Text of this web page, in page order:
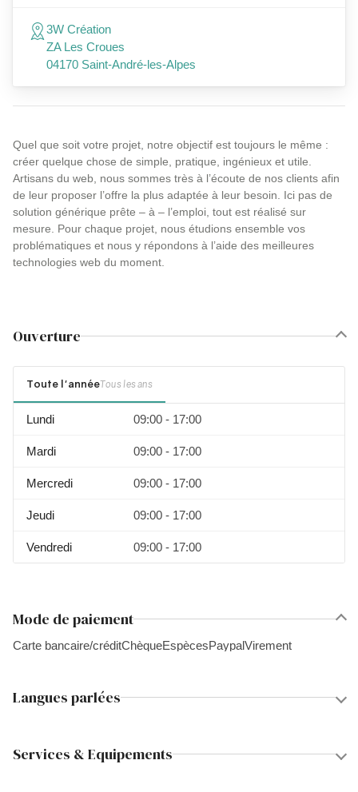
Quel que soit votre projet, notre objectif est toujours le même :
créer quelque chose de simple, pratique, ingénieux et utile.
Artisans du web, nous sommes très à l’écoute de nos clients afin
de leur proposer l’offre la plus adaptée à leur besoin. Ici pas de
solution générique prête – à – l’emploi, tout est réalisé sur
mesure. Pour chaque projet, nous étudions ensemble vos
problématiques et nous y répondons à l’aide des meilleures
technologies web du moment.
Ouverture
Toute l'annéeTous les ans
Lundi 09:00 - 17:00
Mardi 09:00 - 17:00
Mercredi 09:00 - 17:00
Jeudi 09:00 - 17:00
Vendredi 09:00 - 17:00
Mode de paiement
Carte bancaire/créditChèqueEspècesPaypalVirement
Langues parlées
Services & Equipements
3W Création
ZA Les Croues
04170 Saint-André-les-Alpes